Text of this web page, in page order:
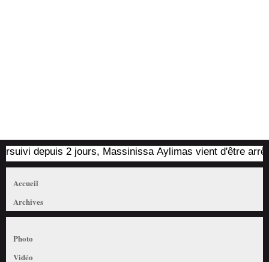
depuis 2 jours, Massinissa Aylimas vient d'être arrêté
Accueil
Archives
Photo
Vidéo